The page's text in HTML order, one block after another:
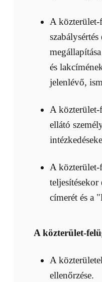
A közterület-
és
jelenlévő,
A közterület-
ellátó
A közterület-
címerét és a
A közterület-
A
ellenőrzése.